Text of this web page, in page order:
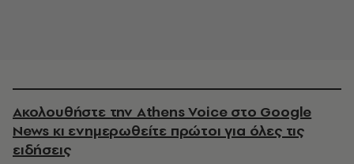
Ακολουθήστε την Athens Voice στο Google
News κι ενημερωθείτε πρώτοι για όλες τις
ειδήσεις